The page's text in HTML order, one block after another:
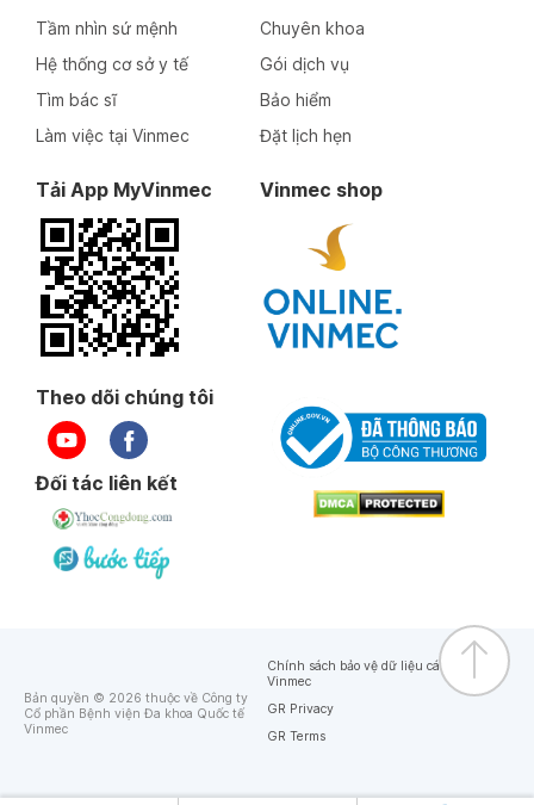
Tầm nhìn sứ mệnh
Hệ thống cơ sở y tế
Tìm bác sĩ
Làm việc tại Vinmec
Chuyên khoa
Gói dịch vụ
Bảo hiểm
Đặt lịch hẹn
Tải App MyVinmec Vinmec shop
Theo dõi chúng tôi
Đối tác liên kết
Bản quyền © 2026 thuộc về Công ty
Cổ phần Bệnh viện Đa khoa Quốc tế
Vinmec
Chính sách bảo vệ dữ liệu cá nhân của
Vinmec
GR Privacy
GR Terms